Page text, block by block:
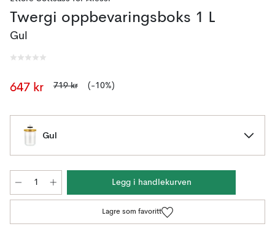
Twergi oppbevaringsboks 1 L
Gul
647 kr 719 kr (-10%)
Gul
Legg i handlekurven
Lagre som favoritt